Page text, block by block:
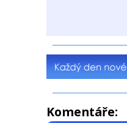
Komentáře: